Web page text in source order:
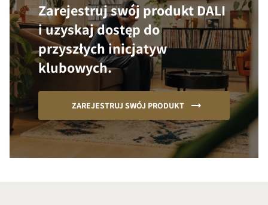
Zarejestruj swój produkt DALI
i uzyskaj dostęp do
przyszłych inicjatyw
klubowych.
ZAREJESTRUJ SWÓJ PRODUKT